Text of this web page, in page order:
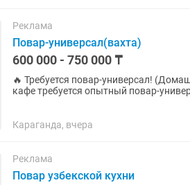
Реклама
Повар-универсал(вахта)
600 000 - 750 000 ₸
🔥 Требуется повар-универсал! (Домашняя и
кафе требуется опытный повар-
Караганда, вчера
Реклама
Повар узбекской кухни